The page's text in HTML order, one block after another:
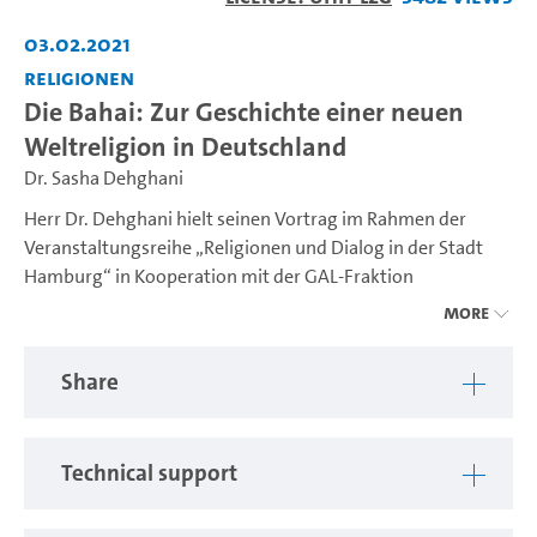
03.02.2021
Religionen
Die Bahai: Zur Geschichte einer neuen
Weltreligion in Deutschland
Dr. Sasha Dehghani
Herr Dr. Dehghani hielt seinen Vortrag im Rahmen der
Veranstaltungsreihe „Religionen und Dialog in der Stadt
Hamburg“ in Kooperation mit der GAL-Fraktion
Hamburg und der Akademie der Weltreligionen der UHH
Humanum.
Projektmanager am Center for the Study of Sacred Texts in
More
Share
Technical support